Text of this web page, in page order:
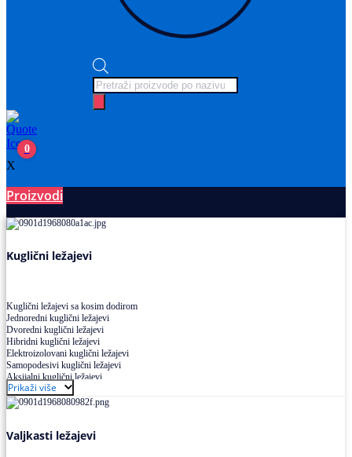
Products
search
0
X
Proizvodi
Kuglični ležajevi
Kuglični ležajevi sa kosim dodirom
Jednoredni kuglični ležajevi
Dvoredni kuglični ležajevi
Hibridni kuglični ležajevi
Elektroizolovani kuglični ležajevi
Samopodesivi kuglični ležajevi
Aksijalni kuglični ležajevi
Kuglični ležajevi od nerđajućeg čelika
Prikaži više
Valjkasti ležajevi